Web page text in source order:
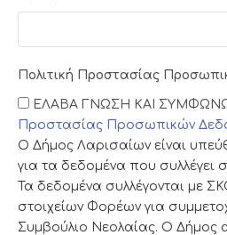
Πολιτική Προστασίας
ΕΛΑΒΑ ΓΝΩΣΗ ΚΑΙ ΣΥΜΦΩΝΩ
Προστασίας Προσωπικών
Ο Δήμος Λαρισαίων είναι
για τα δεδομένα που
Τα δεδομένα συλλέγονται με
στοιχείων Φορέων για
Συμβούλιο Νεολαίας. Ο Δήμος